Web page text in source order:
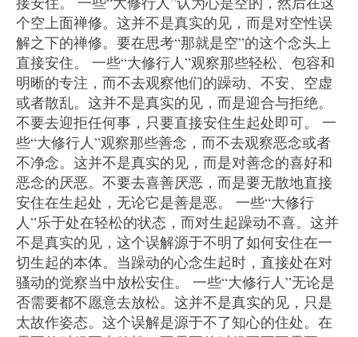
个空上面禅修。这并不是真实的见，而是对空性误
解之下的禅修。要在思考“那就是空”的这个念头上
直接安住。 一些“大修行人”观察那些轻松、包容和
明晰的专注，而不去观察他们的躁动、不安、空虚
或者散乱。这并不是真实的见，而是迎合与拒绝。
不要去迎拒任何事，只要直接安住生起处即可。 一
些“大修行人”观察那些善念，而不去观察恶念或者
不净念。这并不是真实的见，而是对善念的喜好和
恶念的厌恶。不要去喜善厌恶，而是要无散地直接
安住在生起处，无论它是善是恶。 一些“大修行
人”乐于处在轻松的状态，而对生起躁动不喜。这并
不是真实的见，这个误解源于不明了如何安住在一
切生起的本体。当躁动的心念生起时，直接处在对
骚动的觉察当中放松安住。 一些“大修行人”无论是
否需要都不愿意去放松。这并不是真实的见，只是
太故作姿态。这个误解是源于不了知心的住处。在